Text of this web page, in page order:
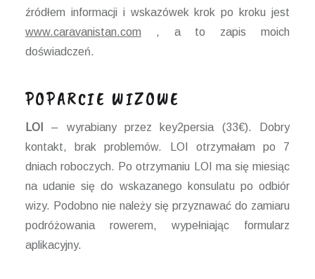
źródłem informacji i wskazówek krok po kroku jest
www.caravanistan.com , a to zapis moich
doświadczeń.
POPARCIE WIZOWE
LOI
– wyrabiany przez key2persia (33€). Dobry
kontakt, brak problemów. LOI otrzymałam po 7
dniach roboczych. Po otrzymaniu LOI ma się miesiąc
na udanie się do wskazanego konsulatu po odbiór
wizy. Podobno nie należy się przyznawać do zamiaru
podróżowania rowerem, wypełniając formularz
aplikacyjny.